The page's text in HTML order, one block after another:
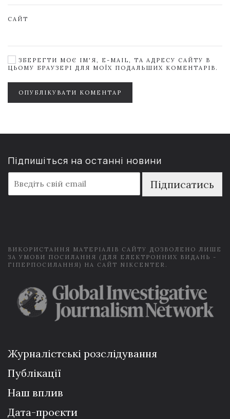
САЙТ
ЗБЕРЕГТИ МОЄ ІМ'Я, E-MAIL, ТА АДРЕСУ САЙТУ В
ЦЬОМУ БРАУЗЕРІ ДЛЯ МОЇХ ПОДАЛЬШИХ КОМЕНТАРІВ.
ОПУБЛІКУВАТИ КОМЕНТАР
Підпишіться на останні новини
m
a
Підписатись
ВИКОРИСТАННЯ МАТЕРІАЛІВ САЙТУ ДОЗВОЛЕНО ЛИШЕ
ЗА УМОВИ ПОСИЛАННЯ (ДЛЯ ЕЛЕКТРОННИХ ВИДАНЬ -
ГІПЕРПОСИЛАННЯ) НА САЙТ NIKCENTER.
Журналістські розслідування
Публікації
Наш вплив
Дата-проєкти